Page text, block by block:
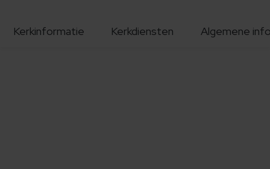
Kerkinformatie Kerkdiensten Algemene